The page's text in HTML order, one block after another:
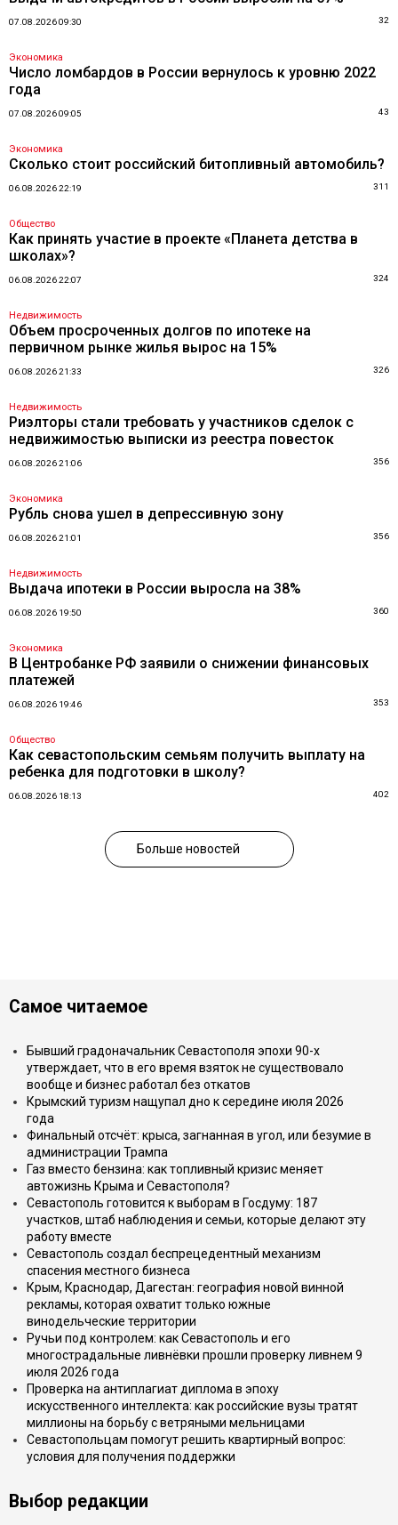
07.08.2026 09:30 32
Экономика
Число ломбардов в России вернулось к уровню 2022
года
07.08.2026 09:05 43
Экономика
Сколько стоит российский битопливный автомобиль?
06.08.2026 22:19 311
Общество
Как принять участие в проекте «Планета детства в
школах»?
06.08.2026 22:07 324
Недвижимость
Объем просроченных долгов по ипотеке на
первичном рынке жилья вырос на 15%
06.08.2026 21:33 326
Недвижимость
Риэлторы стали требовать у участников сделок с
недвижимостью выписки из реестра повесток
06.08.2026 21:06 356
Экономика
Рубль снова ушел в депрессивную зону
06.08.2026 21:01 356
Недвижимость
Выдача ипотеки в России выросла на 38%
06.08.2026 19:50 360
Экономика
В Центробанке РФ заявили о снижении финансовых
платежей
06.08.2026 19:46 353
Общество
Как севастопольским семьям получить выплату на
ребенка для подготовки в школу?
06.08.2026 18:13 402
Больше новостей
Самое читаемое
Бывший градоначальник Севастополя эпохи 90-х
утверждает, что в его время взяток не существовало
вообще и бизнес работал без откатов
Крымский туризм нащупал дно к середине июля 2026
года
Финальный отсчёт: крыса, загнанная в угол, или безумие в
администрации Трампа
Газ вместо бензина: как топливный кризис меняет
автожизнь Крыма и Севастополя?
Севастополь готовится к выборам в Госдуму: 187
участков, штаб наблюдения и семьи, которые делают эту
работу вместе
Севастополь создал беспрецедентный механизм
спасения местного бизнеса
Крым, Краснодар, Дагестан: география новой винной
рекламы, которая охватит только южные
винодельческие территории
Ручьи под контролем: как Севастополь и его
многострадальные ливнёвки прошли проверку ливнем 9
июля 2026 года
Проверка на антиплагиат диплома в эпоху
искусственного интеллекта: как российские вузы тратят
миллионы на борьбу с ветряными мельницами
Севастопольцам помогут решить квартирный вопрос:
условия для получения поддержки
Выбор редакции